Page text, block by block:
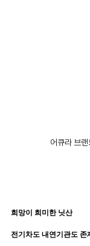
어큐라 브
희망이 희미한 닛산
전기차도 내연기관도 존